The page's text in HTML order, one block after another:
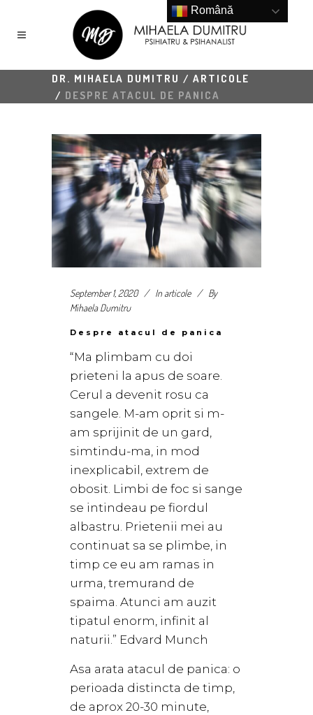
DR. MIHAELA DUMITRU / ARTICOLE
/ DESPRE ATACUL DE PANICA
September 1, 2020 Inarticole
By
Mihaela Dumitru
Despre atacul de panica
“Ma plimbam cu doi
prieteni la apus de soare.
Cerul a devenit rosu ca
sangele. M-am oprit si m-
am sprijinit de un gard,
simtindu-ma, in mod
inexplicabil, extrem de
obosit. Limbi de foc si sange
se intindeau pe fiordul
albastru. Prietenii mei au
continuat sa se plimbe, in
timp ce eu am ramas in
urma, tremurand de
spaima. Atunci am auzit
tipatul enorm, infinit al
naturii.” Edvard Munch
Asa arata atacul de panica: o
perioada distincta de timp,
de aprox 20-30 minute,
Română